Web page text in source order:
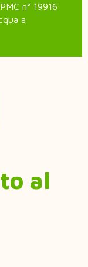
n° 19916
a
al